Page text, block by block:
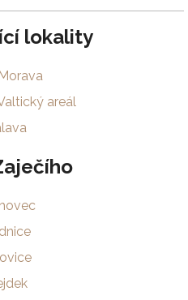
lokality
areál